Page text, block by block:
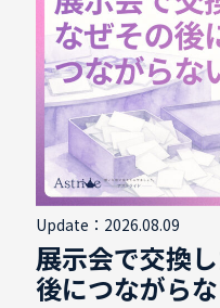
Update：2026.08.09
展示会で交換
後につながら